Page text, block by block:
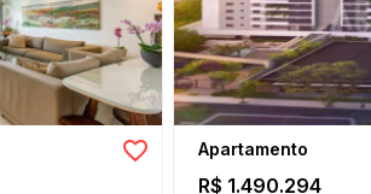
Apartamento
R$ 1.490.294